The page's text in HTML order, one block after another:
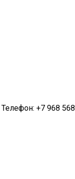
Телефон: +7 968